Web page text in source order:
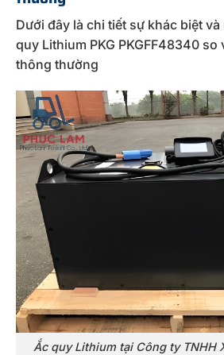
Dưới đây là chi tiết sự khác biệt
quy Lithium PKG PKGFF48340 so
thông thường
Ắc quy Lithium tại Công ty TNHH